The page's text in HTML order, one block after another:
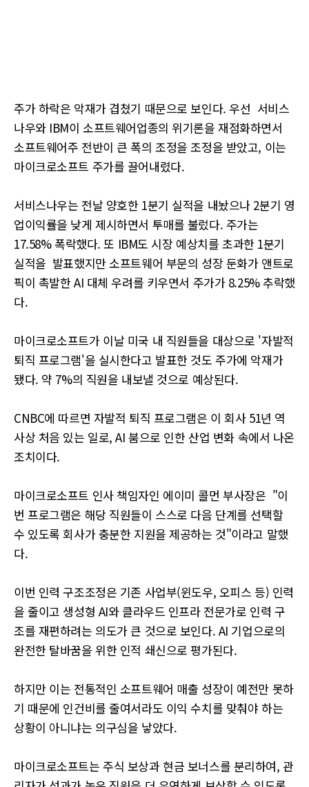
주가 하락은 악재가 겹쳤기 때문으로 보인다. 우선 서비스
나우와 IBM이 소프트웨어업종의 위기론을 재점화하면서
소프트웨어주 전반이 큰 폭의 조정을 조정을 받았고, 이는
마이크로소프트 주가를 끌어내렸다.
서비스나우는 전날 양호한 1분기 실적을 내놨으나 2분기 영
업이익률을 낮게 제시하면서 투매를 불렀다. 주가는
17.58% 폭락했다. 또 IBM도 시장 예상치를 초과한 1분기
실적을 발표했지만 소프트웨어 부문의 성장 둔화가 앤트로
픽이 촉발한 AI 대체 우려를 키우면서 주가가 8.25% 추락했
다.
마이크로소프트가 이날 미국 내 직원들을 대상으로 '자발적
퇴직 프로그램'을 실시한다고 발표한 것도 주가에 악재가
됐다. 약 7%의 직원을 내보낼 것으로 예상된다.
CNBC에 따르면 자발적 퇴직 프로그램은 이 회사 51년 역
사상 처음 있는 일로, AI 붐으로 인한 산업 변화 속에서 나온
조치이다.
마이크로소프트 인사 책임자인 에이미 콜먼 부사장은 "이
번 프로그램은 해당 직원들이 스스로 다음 단계를 선택할
수 있도록 회사가 충분한 지원을 제공하는 것"이라고 말했
다.
이번 인력 구조조정은 기존 사업부(윈도우, 오피스 등) 인력
을 줄이고 생성형 AI와 클라우드 인프라 전문가로 인력 구
조를 재편하려는 의도가 큰 것으로 보인다. AI 기업으로의
완전한 탈바꿈을 위한 인적 쇄신으로 평가된다.
하지만 이는 전통적인 소프트웨어 매출 성장이 예전만 못하
기 때문에 인건비를 줄여서라도 이익 수치를 맞춰야 하는
상황이 아니냐는 의구심을 낳았다.
마이크로소프트는 주식 보상과 현금 보너스를 분리하여, 관